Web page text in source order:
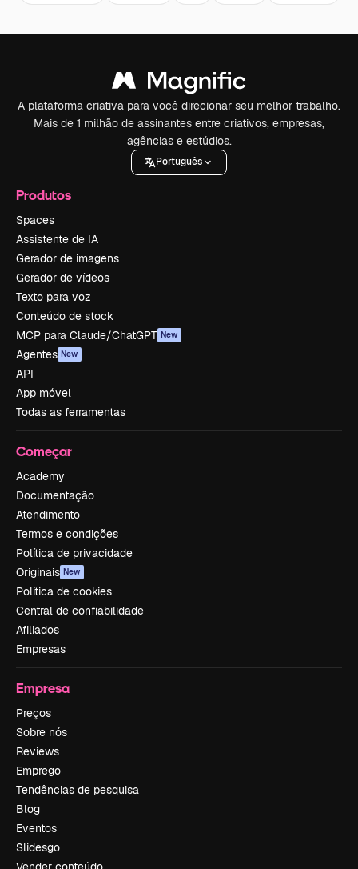
A plataforma criativa para você direcionar seu melhor trabalho.
Mais de 1 milhão de assinantes entre criativos, empresas,
agências e estúdios.
Português
Produtos
Spaces
Assistente de IA
Gerador de imagens
Gerador de vídeos
Texto para voz
Conteúdo de stock
MCP para Claude/ChatGPT New
Agentes New
API
App móvel
Todas as ferramentas
Começar
Academy
Documentação
Atendimento
Termos e condições
Política de privacidade
Originais New
Política de cookies
Central de confiabilidade
Afiliados
Empresas
Empresa
Preços
Sobre nós
Reviews
Emprego
Tendências de pesquisa
Blog
Eventos
Slidesgo